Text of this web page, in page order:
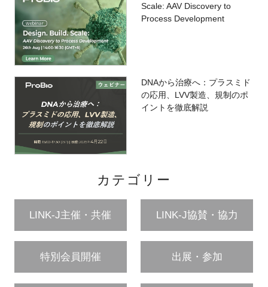
Scale: AAV Discovery to
Process Development
DNAから治療へ：プラスミド
の応用、LVV製造、規制のポ
イントを徹底解説
カテゴリー
LINK-J主催・共催 LINK-J協賛・協力
特別会員開催 出展・参加